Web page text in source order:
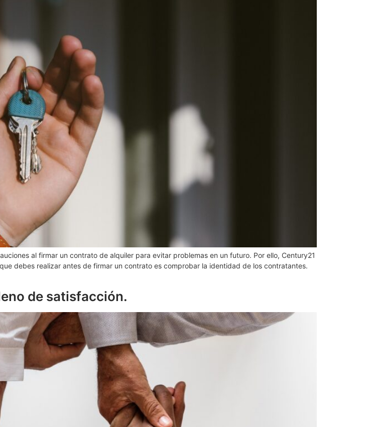
al firmar un contrato de alquiler para evitar problemas en un futuro. Por ello, Century21
debes realizar antes de firmar un contrato es comprobar la identidad de los contratantes.
de satisfacción.